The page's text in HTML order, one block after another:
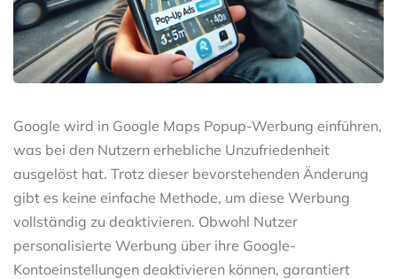
Google wird in Google Maps Popup-Werbung einführen,
was bei den Nutzern erhebliche Unzufriedenheit
ausgelöst hat. Trotz dieser bevorstehenden Änderung
gibt es keine einfache Methode, um diese Werbung
vollständig zu deaktivieren. Obwohl Nutzer
personalisierte Werbung über ihre Google-
Kontoeinstellungen deaktivieren können, garantiert